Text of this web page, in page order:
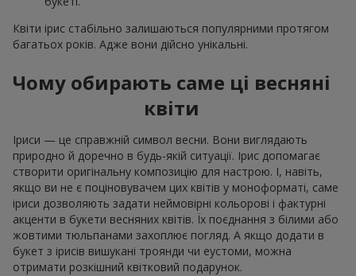
Квіти ірис стабільно залишаються популярними протягом
багатьох років. Адже вони дійсно унікальні.
Чому обирають саме ці весняні
квіти
Іриси — це справжній символ весни. Вони виглядають
природно й доречно в будь-якій ситуації. Ірис допомагає
створити оригінальну композицію для настрою. І, навіть,
якщо ви не є поціновувачем цих квітів у моноформаті, саме
іриси дозволяють задати неймовірні кольорові і фактурні
акценти в букети весняних квітів. Їх поєднання з білими або
жовтими тюльпанами захоплює погляд. А якщо додати в
букет з ірисів вишукані троянди чи еустоми, можна
отримати розкішний квітковий подарунок.